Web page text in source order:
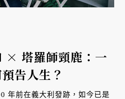
× 塔羅師頸鹿：一
告人生？
年前在義大利發跡，如今已是